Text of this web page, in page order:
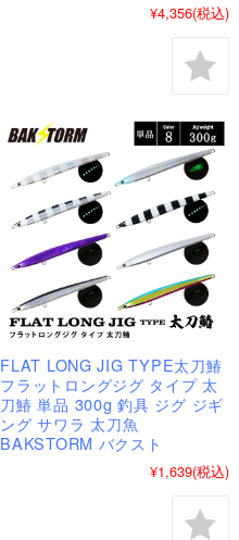
¥4,356(税込)
FLAT LONG JIG TYPE太刀鰆
フラットロングジグ タイプ 太
刀鰆 単品 300g 釣具 ジグ ジギ
ング サワラ 太刀魚
BAKSTORM バクスト
¥1,639(税込)